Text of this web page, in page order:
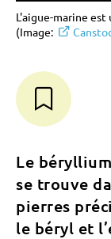
L'aigue-marine
(Image:
Le
se trouve
pierres
le béryl et